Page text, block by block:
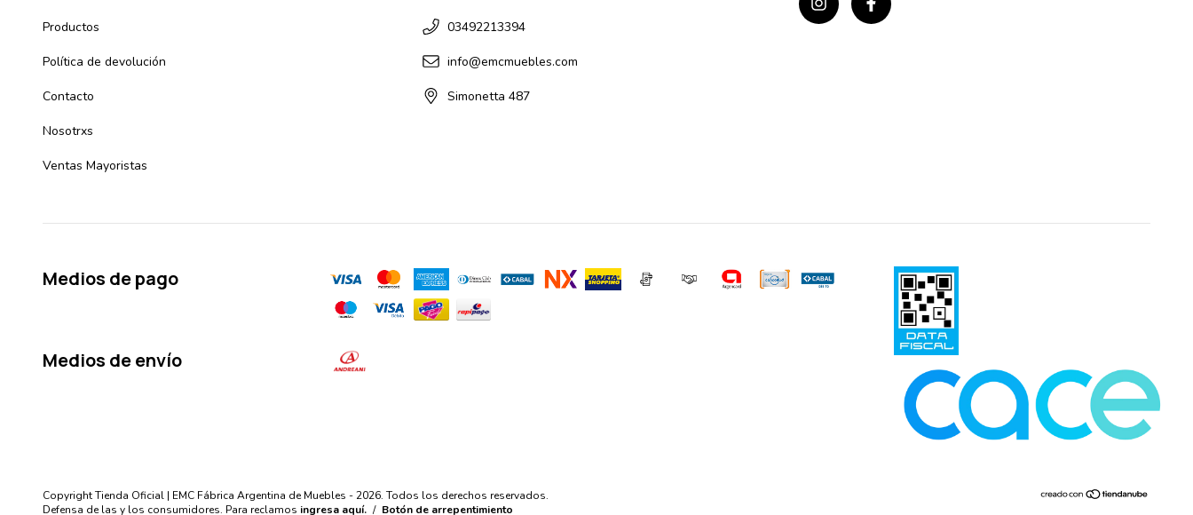
Productos
Política de devolución
Contacto
Nosotrxs
Ventas Mayoristas
03492213394
info@emcmuebles.com
Simonetta 487
Medios de pago
Medios de envío
Copyright Tienda Oficial | EMC Fábrica Argentina de Muebles - 2026. Todos los derechos reservados.
Defensa de las y los consumidores. Para reclamos ingresa aquí. / Botón de arrepentimiento